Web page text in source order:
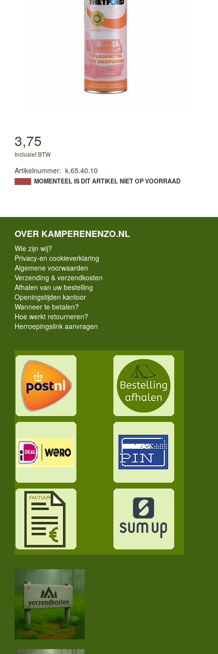
3,75
Inclusief BTW
Artikelnummer: k.65.40.10
MOMENTEEL IS DIT ARTIKEL NIET OP VOORRAAD
OVER KAMPERENENZO.NL
Wie zijn wij?
Privacy-en cookieverklaring
Algemene voorwaarden
Verzending & verzendkosten
Afhalen van uw bestelling
Openingstijden kantoor
Wanneer te betalen?
Hoe werkt retourneren?
Herroepingslink aanvragen